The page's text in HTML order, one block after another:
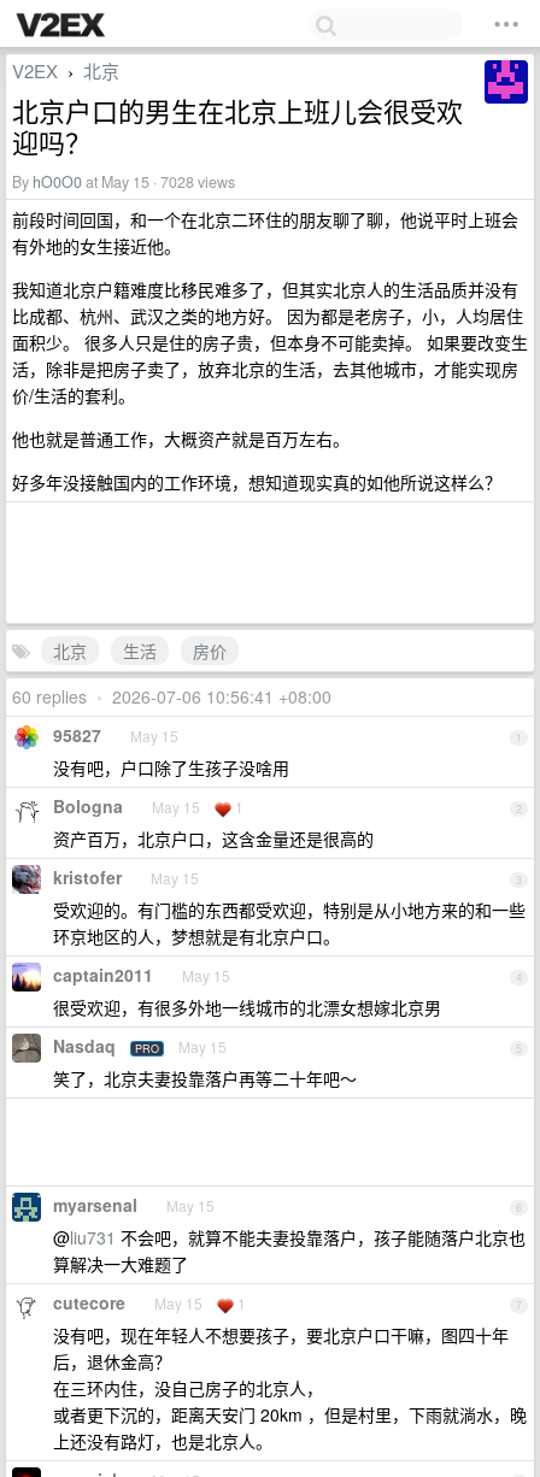
V2EX › 北京
北京户口的男生在北京上班儿会很受欢
迎吗？
By hO0O0at May 15 · 7028 views
前段时间回国，和一个在北京二环住的朋友聊了聊，他说平时上班会
有外地的女生接近他。
我知道北京户籍难度比移民难多了，但其实北京人的生活品质并没有
比成都、杭州、武汉之类的地方好。 因为都是老房子，小，人均居住
面积少。 很多人只是住的房子贵，但本身不可能卖掉。 如果要改变生
活，除非是把房子卖了，放弃北京的生活，去其他城市，才能实现房
价/生活的套利。
他也就是普通工作，大概资产就是百万左右。
好多年没接触国内的工作环境，想知道现实真的如他所说这样么？
北京 生活
房价
60 replies • 2026-07-06 10:56:41 +08:00
1
95827 May 15
没有吧，户口除了生孩子没啥用
2
Bologna May 15 1
资产百万，北京户口，这含金量还是很高的
3
kristofer May 15
受欢迎的。有门槛的东西都受欢迎，特别是从小地方来的和一些
环京地区的人，梦想就是有北京户口。
4
captain2011 May 15
很受欢迎，有很多外地一线城市的北漂女想嫁北京男
5
Nasdaq PRO May 15
笑了，北京夫妻投靠落户再等二十年吧～
6
myarsenal May 15
@liu731 不会吧，就算不能夫妻投靠落户，孩子能随落户北京也
算解决一大难题了
7
cutecore May 15 1
没有吧，现在年轻人不想要孩子，要北京户口干嘛，图四十年
后，退休金高？
在三环内住，没自己房子的北京人，
或者更下沉的，距离天安门 20km ，但是村里，下雨就淌水，晚
上还没有路灯，也是北京人。